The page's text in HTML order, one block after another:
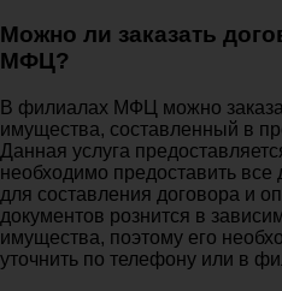
Можно ли заказать
МФЦ?
В филиалах МФЦ можно
имущества, составленный в
Данная услуга
необходимо предоставить
для составления договора и
документов рознится в
имущества, поэтому его
уточнить по телефону или в